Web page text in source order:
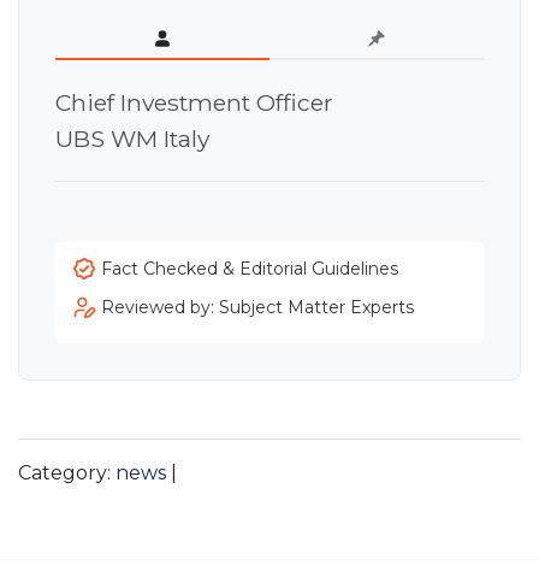
Chief Investment Officer
UBS WM Italy
Fact Checked & Editorial Guidelines
Reviewed by: Subject Matter Experts
Category: news